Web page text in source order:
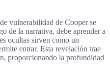
vulnerabilidad de Cooper se
de la narrativa, debe aprender a
ocultas sirven como un
entrar. Esta revelación trae
proporcionando la profundidad